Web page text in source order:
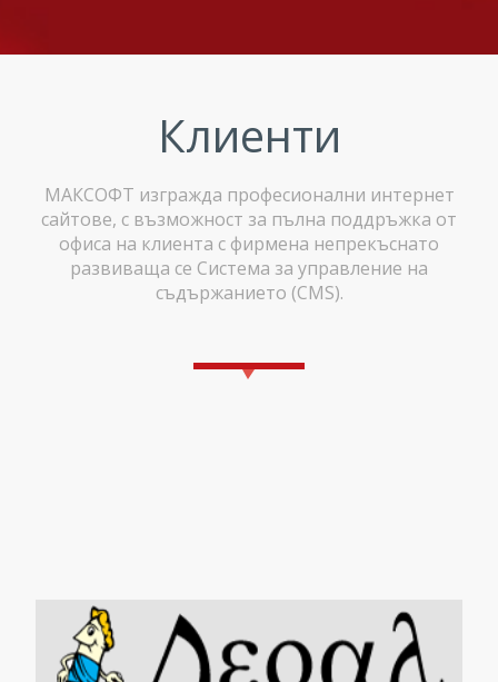
Клиенти
МАКСОФТ изгражда професионални интернет
сайтове, с възможност за пълна поддръжка от
офиса на клиента с фирмена непрекъснато
развиваща се Система за управление на
съдържанието (CMS).